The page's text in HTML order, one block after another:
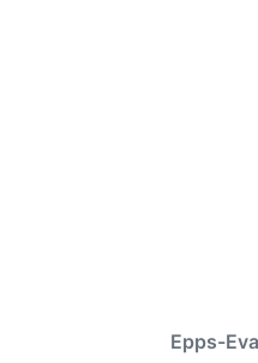
Epps-